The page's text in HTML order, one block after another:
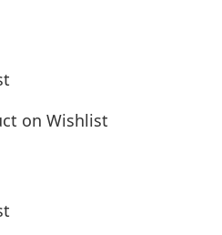
on Wishlist